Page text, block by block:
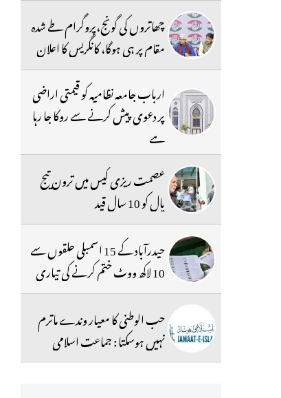
چھاتروں کی گونج،پروگرام طے شدہ
مقام پر ہی ہوگا، کانگریس کا اعلان
ارباب جامعہ نظامیہ کو قیمتی اراضی
پر دعوی پیش کرنے سے روکا جا رہا
ہے
عصمت ریزی کیس میں ترون تیج
پال کو 10 سال قید
حیدرآباد کے 15 اسمبلی حلقوں سے
10 لاکھ ووٹ ختم کرنے کی تیاری
حب الوطنی کا معیار وندے ماترم
نہیں ہوسکتا : جماعت اسلامی